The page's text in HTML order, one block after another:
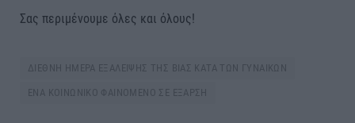
Σας περιμένουμε όλες και όλους!
ΔΙΕΘΝΗ ΗΜΕΡΑ ΕΞΑΛΕΙΨΗΣ ΤΗΣ ΒΙΑΣ ΚΑΤΑ ΤΩΝ ΓΥΝΑΙΚΩΝ
ΕΝΑ ΚΟΙΝΩΝΙΚΟ ΦΑΙΝΟΜΕΝΟ ΣΕ ΕΞΑΡΣΗ